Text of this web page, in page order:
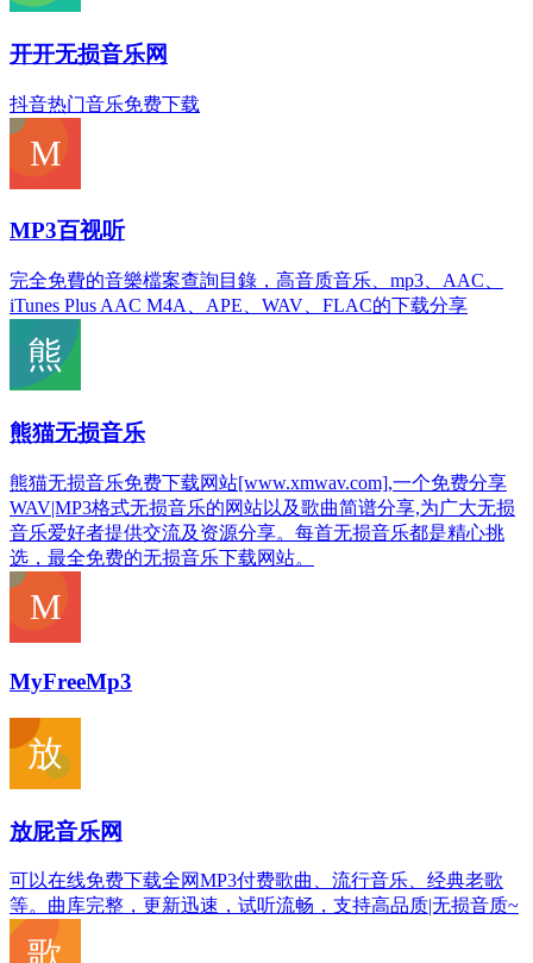
开开无损音乐网
抖音热门音乐免费下载
MP3百视听
完全免費的音樂檔案查詢目錄，高音质音乐、mp3、AAC、
iTunes Plus AAC M4A、APE、WAV、FLAC的下载分享
熊猫无损音乐
熊猫无损音乐免费下载网站[www.xmwav.com],一个免费分享
WAV|MP3格式无损音乐的网站以及歌曲简谱分享,为广大无损
音乐爱好者提供交流及资源分享。每首无损音乐都是精心挑
选，最全免费的无损音乐下载网站。
MyFreeMp3
放屁音乐网
可以在线免费下载全网MP3付费歌曲、流行音乐、经典老歌
等。曲库完整，更新迅速，试听流畅，支持高品质|无损音质~